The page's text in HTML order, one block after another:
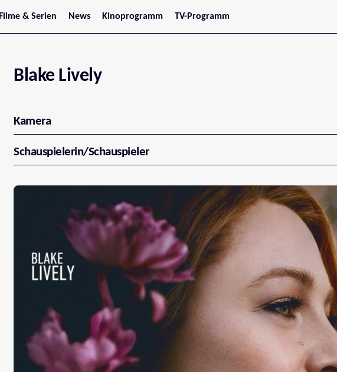
Filme & Serien
Trailer
Serienarchiv
News
Stars
Kinoprogramm
Jetzt im Kino
Tirol
Vorarlberg
TV-Programm
Blake Lively
Kamera
Schauspielerin/Schauspieler